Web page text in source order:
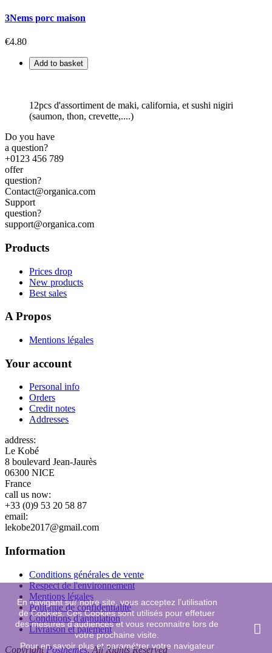
3Nems porc maison
€4.80
Add to basket
12pcs d'assortiment de maki, california, et sushi nigiri
(saumon, thon, crevette,....)
Do you have
a question?
+0123 456 789
offer
question?
Contact@organica.com
Support
question?
support@organica.com
Products
Prices drop
New products
Best sales
A Propos
Mentions légales
Your account
Personal info
Orders
Credit notes
Addresses
address:
Le Kobé
8 boulevard Jean-Jaurès
06300 NICE
France
call us now:
+33 (0)9 53 20 58 87
email:
lekobe2017@gmail.com
En navigant sur notre site, vous acceptez l’utilisation
de Cookies. Ces Cookies sont utilisés pour effetuer
des mesures d'audiences et vous reconnaitre lors de
votre prochaine visite.
Pour en savoir plus et paramétrer votre navigateur
Information
Conditions générales de vente
Respect de l'environnement
Mentions légales
Politique de confidentialité
Conditions d'annulation
Livraison et paiement
CopyrightPosthemes. All Rights Reserved